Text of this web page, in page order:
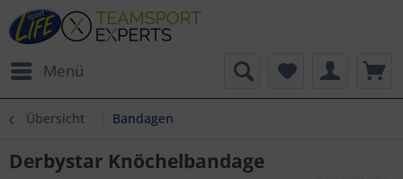
Menü
Übersicht Bandagen
Derbystar Knöchelbandage